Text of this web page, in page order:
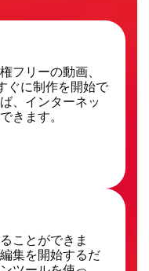
フリーの動画、
ぐに制作を開始で
、インターネッ
きます。
ことができま
集を開始するだ